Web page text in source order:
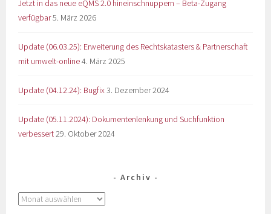
Jetzt in das neue eQMS 2.0 hineinschnuppern – Beta-Zugang
verfügbar5. März 2026
Update (06.03.25): Erweiterung des Rechtskatasters & Partnerschaft
mit umwelt-online4. März 2025
Update (04.12.24): Bugfix3. Dezember 2024
Update (05.11.2024): Dokumentenlenkung und Suchfunktion
verbessert29. Oktober 2024
Archiv